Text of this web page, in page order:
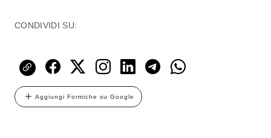
CONDIVIDI SU:
Aggiungi Formiche su Google